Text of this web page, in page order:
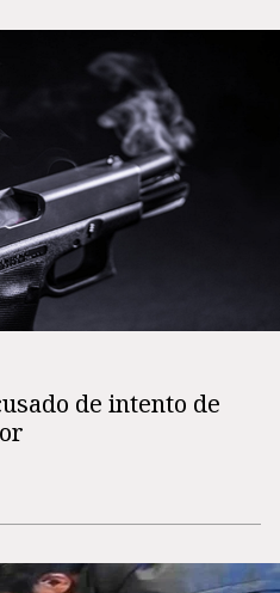
de intento de